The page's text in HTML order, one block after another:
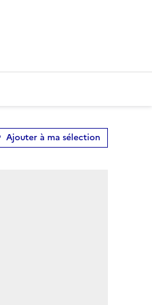
Ajouter à ma sélection